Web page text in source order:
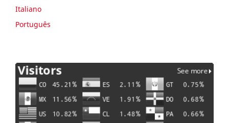
Italiano
Português